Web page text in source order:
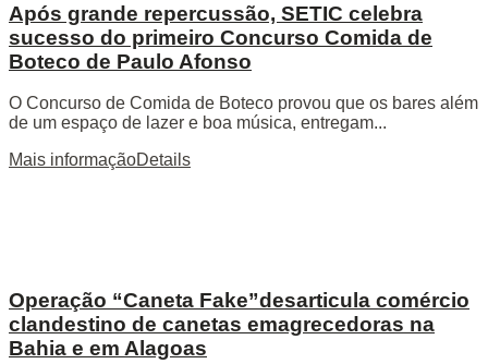
Após grande repercussão, SETIC celebra
sucesso do primeiro Concurso Comida de
Boteco de Paulo Afonso
O Concurso de Comida de Boteco provou que os bares além
de um espaço de lazer e boa música, entregam...
Mais informaçãoDetails
Operação “Caneta Fake”desarticula comércio
clandestino de canetas emagrecedoras na
Bahia e em Alagoas